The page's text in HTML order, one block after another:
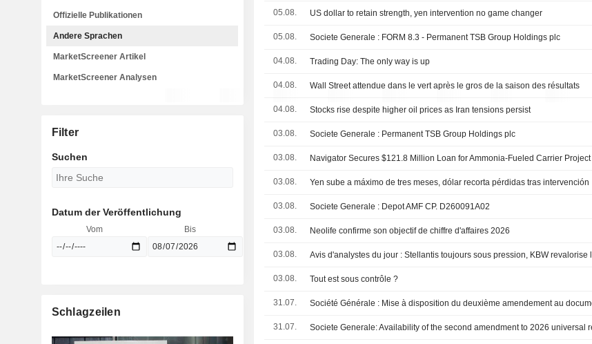
05.08. US dollar to retain strength, yen intervention no game changer
05.08. Societe Generale : FORM 8.3 - Permanent TSB Group Holdings plc
04.08. Trading Day: The only way is up
04.08. Wall Street attendue dans le vert après le gros de la saison des résultats
04.08. Stocks rise despite higher oil prices as Iran tensions persist
03.08. Societe Generale : Permanent TSB Group Holdings plc
03.08. Navigator Secures $121.8 Million Loan for Ammonia-Fueled Carrier Project
03.08. Yen sube a máximo de tres meses, dólar recorta pérdidas tras intervención
03.08. Societe Generale : Depot AMF CP. D260091A02
03.08. Neolife confirme son objectif de chiffre d'affaires 2026
03.08.
03.08. Tout est sous contrôle ?
31.07.
31.07.
Offizielle Publikationen
Andere Sprachen
MarketScreener Artikel
MarketScreener Analysen
Filter
Suchen
Datum der Veröffentlichung
Vom Bis
Schlagzeilen